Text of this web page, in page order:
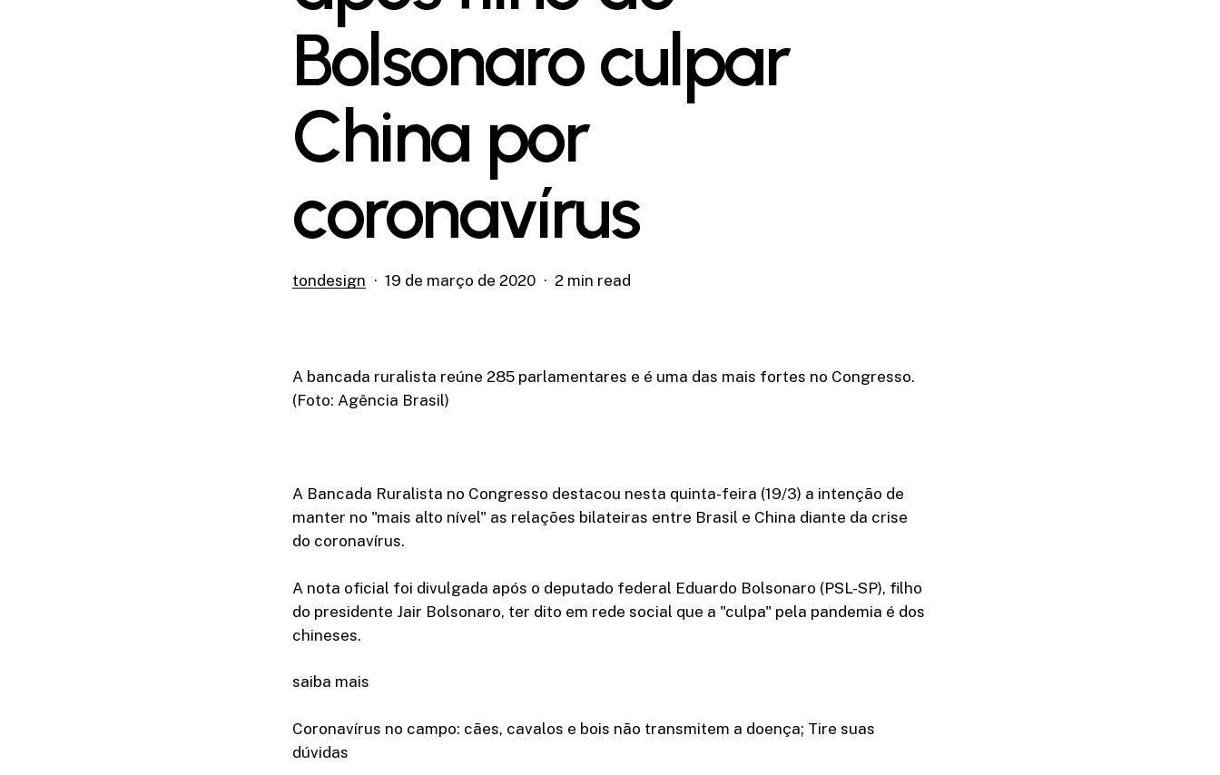
Bolsonaro culpar
China por
coronavírus
tondesign 19 de março de 2020 2 min read
A bancada ruralista reúne 285 parlamentares e é uma das mais fortes no Congresso.
(Foto: Agência Brasil)
A Bancada Ruralista no Congresso destacou nesta quinta-feira (19/3) a intenção de
manter no "mais alto nível" as relações bilateiras entre Brasil e China diante da crise
do coronavírus.
A nota oficial foi divulgada após o deputado federal Eduardo Bolsonaro (PSL-SP), filho
do presidente Jair Bolsonaro, ter dito em rede social que a "culpa" pela pandemia é dos
chineses.
saiba mais
Coronavírus no campo: cães, cavalos e bois não transmitem a doença; Tire suas
dúvidas